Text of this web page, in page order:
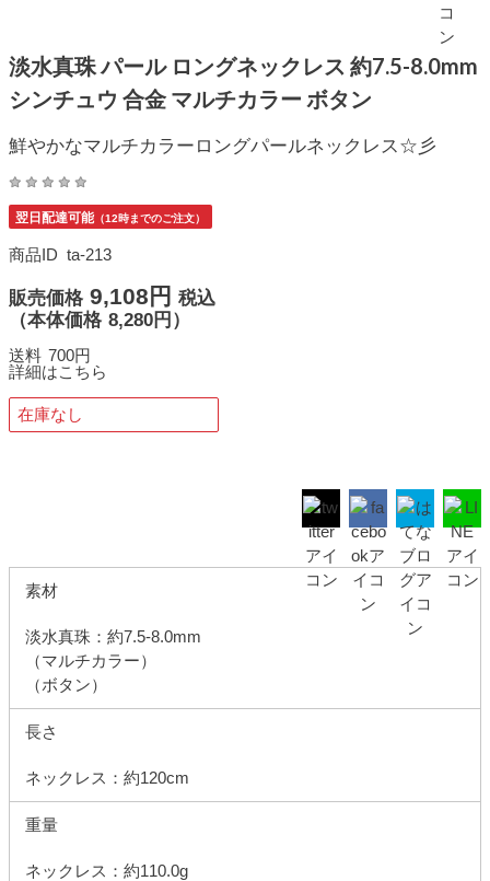
淡水真珠 パール ロングネックレス 約7.5-8.0mm
シンチュウ 合金 マルチカラー ボタン
鮮やかなマルチカラーロングパールネックレス☆彡
翌日配達可能（12時までのご注文）
商品ID ta-213
販売価格 9,108円 税込
（本体価格 8,280円）
送料 700円
詳細はこちら
在庫なし
素材
淡水真珠：約7.5-8.0mm
（マルチカラー）
（ボタン）
長さ
ネックレス：約120cm
重量
ネックレス：約110.0g